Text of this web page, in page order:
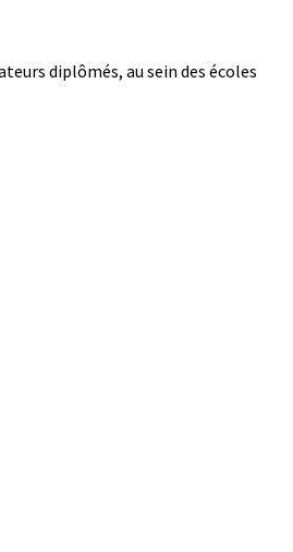
diplômés, au sein des écoles